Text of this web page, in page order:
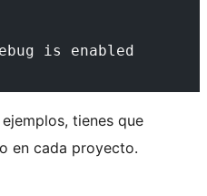
is enabled
tienes que
en cada proyecto.